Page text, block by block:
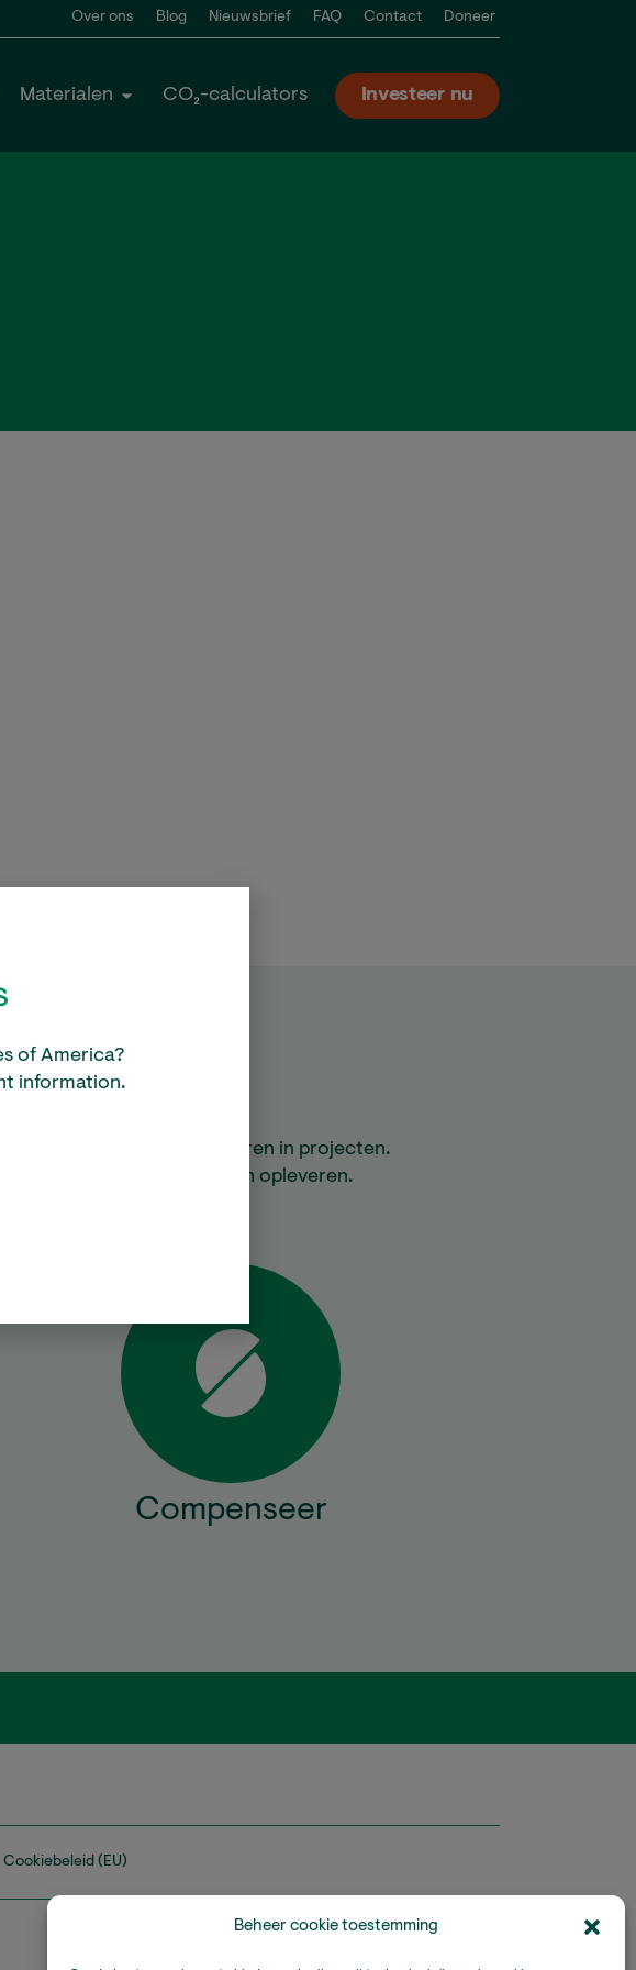
Beheer cookie toestemming
Over ons Blog Nieuwsbrief FAQ Contact Doneer
Materialen CO₂-calculators Investeer nu
kunt en de rest te investeren in projecten.
ook veel lokale voordelen opleveren.
Compenseer
Cookiebeleid (EU)
of America?
information.